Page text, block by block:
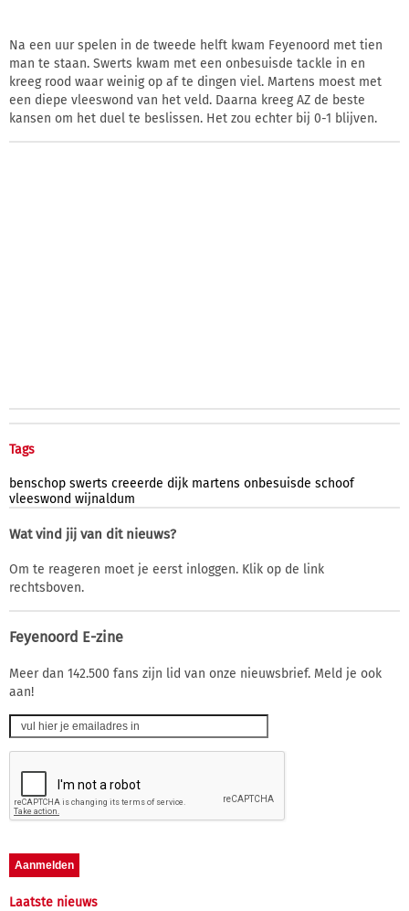
Na een uur spelen in de tweede helft kwam Feyenoord met tien
man te staan. Swerts kwam met een onbesuisde tackle in en
kreeg rood waar weinig op af te dingen viel. Martens moest met
een diepe vleeswond van het veld. Daarna kreeg AZ de beste
kansen om het duel te beslissen. Het zou echter bij 0-1 blijven.
Tags
benschop swerts creeerde dijk martens onbesuisde schoof
vleeswond wijnaldum
Wat vind jij van dit nieuws?
Om te reageren moet je eerst inloggen. Klik op de link
rechtsboven.
Feyenoord E-zine
Meer dan 142.500 fans zijn lid van onze nieuwsbrief. Meld je ook
aan!
Laatste nieuws